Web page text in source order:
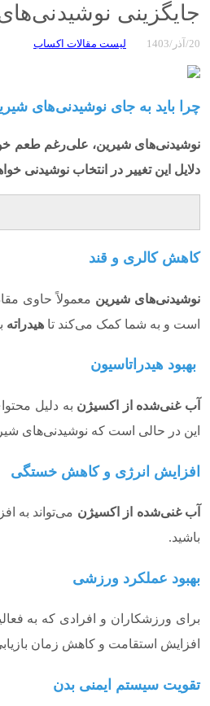
جایگزینی
20/آذر/1403 لیست مقالات اکساب
چرا باید به جای نوشیدنی‌های
نوشیدنی‌های شیرین، علی‌رغم طعم
دلایل این تغییر در انتخاب نوشیدنی
کاهش کالری و قند
نوشیدنی‌های شیرین معمولاً حاوی
است و به شما کمک می‌کند تا هیدراته
بهبود هیدراتاسیون
آب غنی‌شده از اکسیژن به دلیل
این در حالی است که نوشیدنی‌های
افزایش انرژی و کاهش خستگی
آب غنی‌شده از اکسیژن می‌تواند به
باشید.
بهبود عملکرد ورزشی
برای ورزشکاران و افرادی که به
افزایش استقامت و کاهش زمان
تقویت سیستم ایمنی بدن